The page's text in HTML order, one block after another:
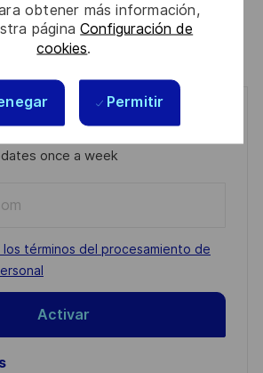
obtener más información,
páginaConfiguración de
cookies.
Permitir
Guardar
for similar jobs
once a week
términos del procesamiento de
Activar